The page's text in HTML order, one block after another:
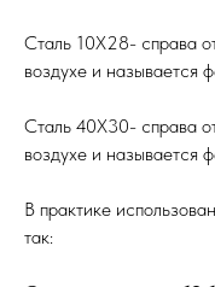
Сталь 10Х28- справа
воздухе и называется
Сталь 40Х30- справа
воздухе и называется
В практике
так: